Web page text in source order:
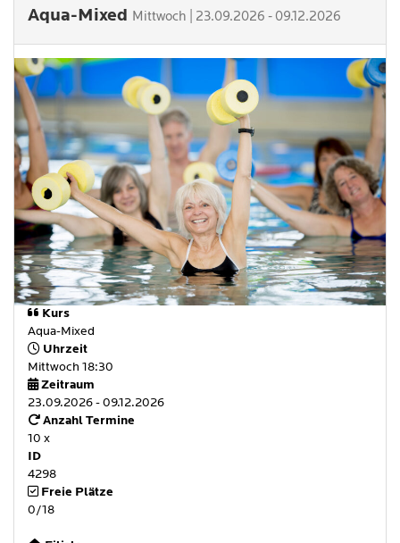
Aqua-Mixed Mittwoch | 23.09.2026 - 09.12.2026
Kurs
Aqua-Mixed
Uhrzeit
Mittwoch 18:30
Zeitraum
23.09.2026 - 09.12.2026
Anzahl Termine
10 x
ID
4298
Freie Plätze
0/18